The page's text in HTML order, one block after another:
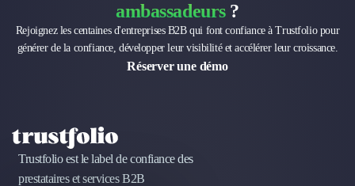
ambassadeurs?
Rejoignez les centaines d'entreprises B2B qui font confiance à Trustfolio pour
générer de la confiance, développer leur visibilité et accélérer leur croissance.
Réserver une démo
Trustfolio est le label de confiance des
prestataires et services B2B